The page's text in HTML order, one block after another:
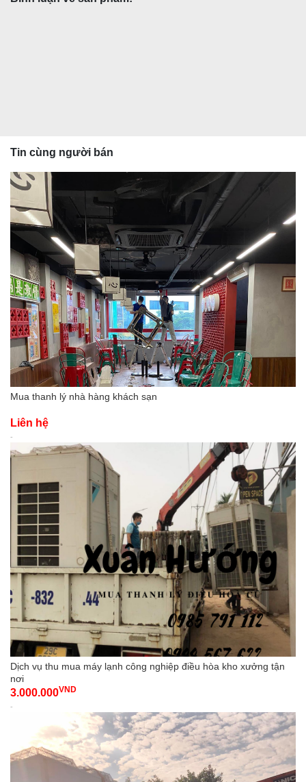
Tin cùng người bán
Mua thanh lý nhà hàng khách sạn
Liên hệ
-
Dịch vụ thu mua máy lạnh công nghiệp điều hòa kho xưởng tận
nơi
3.000.000VND
-